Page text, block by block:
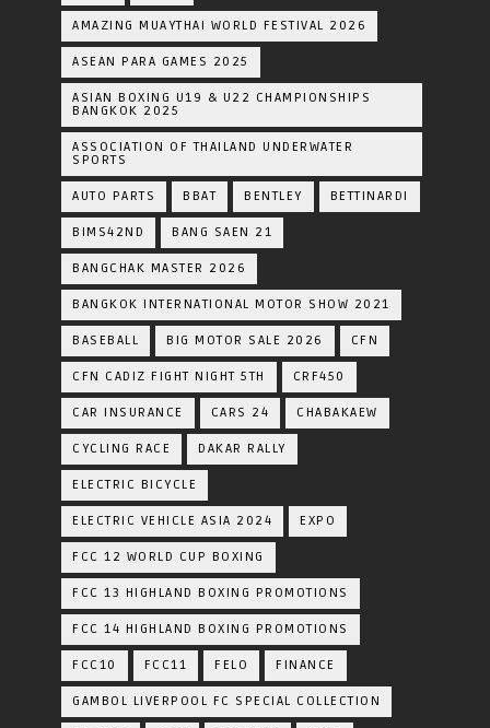
AMAZING MUAYTHAI WORLD FESTIVAL 2026
ASEAN PARA GAMES 2025
ASIAN BOXING U19 & U22 CHAMPIONSHIPS
BANGKOK 2025
ASSOCIATION OF THAILAND UNDERWATER
SPORTS
AUTO PARTS BBAT BENTLEY BETTINARDI
BIMS42ND BANG SAEN 21
BANGCHAK MASTER 2026
BANGKOK INTERNATIONAL MOTOR SHOW 2021
BASEBALL BIG MOTOR SALE 2026 CFN
CFN CADIZ FIGHT NIGHT 5TH CRF450
CAR INSURANCE CARS 24 CHABAKAEW
CYCLING RACE DAKAR RALLY
ELECTRIC BICYCLE
ELECTRIC VEHICLE ASIA 2024 EXPO
FCC 12 WORLD CUP BOXING
FCC 13 HIGHLAND BOXING PROMOTIONS
FCC 14 HIGHLAND BOXING PROMOTIONS
FCC10 FCC11 FELO FINANCE
GAMBOL LIVERPOOL FC SPECIAL COLLECTION